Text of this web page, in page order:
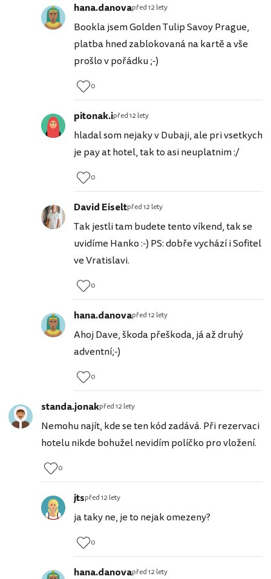
hana.danovapřed 12 lety
Bookla jsem Golden Tulip Savoy Prague,
platba hned zablokovaná na kartě a vše
prošlo v pořádku ;-)
0
pitonak.ipřed 12 lety
hladal som nejaky v Dubaji, ale pri vsetkych
je pay at hotel, tak to asi neuplatnim :/
0
David Eiseltpřed 12 lety
Tak jestli tam budete tento víkend, tak se
uvidíme Hanko :-) PS: dobře vychází i Sofitel
ve Vratislavi.
0
hana.danovapřed 12 lety
Ahoj Dave, škoda přeškoda, já až druhý
adventní;-)
0
standa.jonakpřed 12 lety
Nemohu najít, kde se ten kód zadává. Při rezervaci
hotelu nikde bohužel nevidím políčko pro vložení.
0
jtspřed 12 lety
ja taky ne, je to nejak omezeny?
0
hana.danovapřed 12 lety